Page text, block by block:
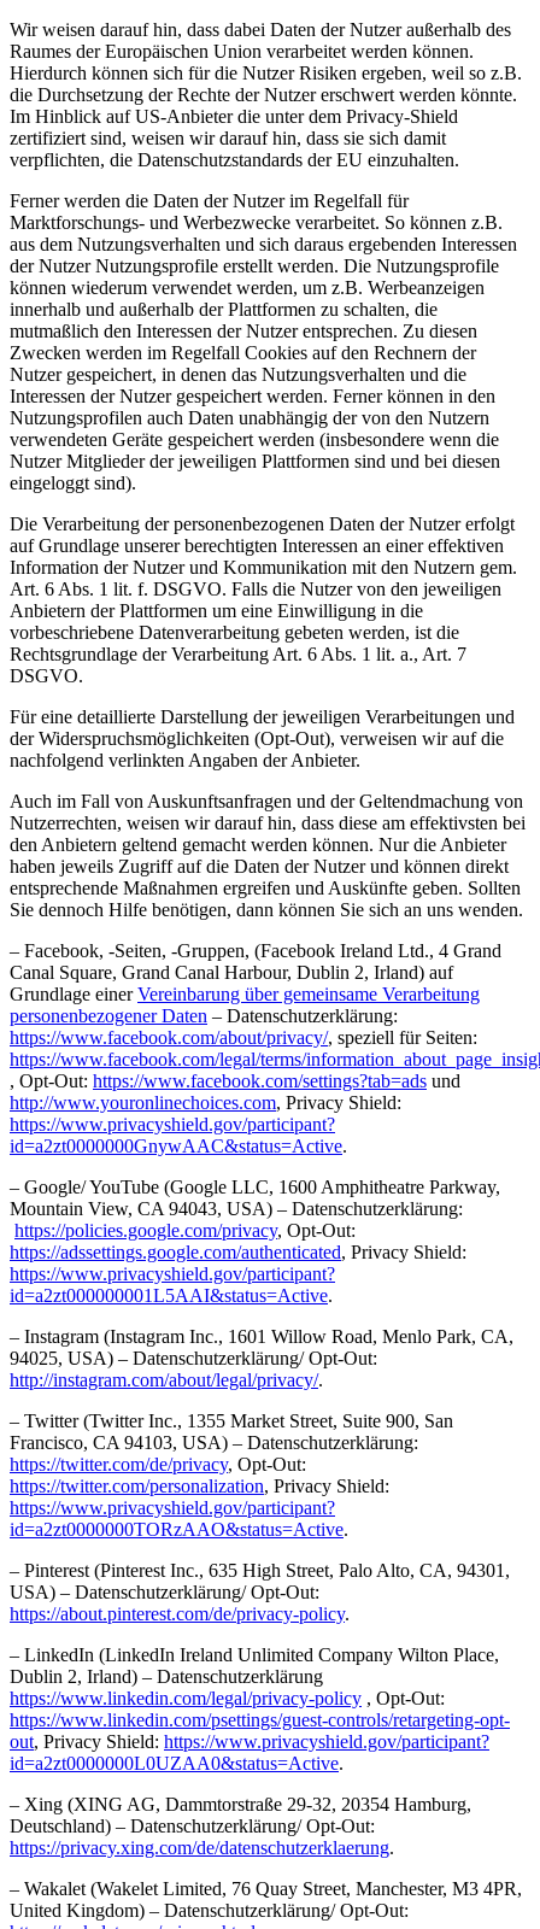
Wir weisen darauf hin, dass dabei Daten der Nutzer außerhalb des
Raumes der Europäischen Union verarbeitet werden können.
Hierdurch können sich für die Nutzer Risiken ergeben, weil so z.B.
die Durchsetzung der Rechte der Nutzer erschwert werden könnte.
Im Hinblick auf US-Anbieter die unter dem Privacy-Shield
zertifiziert sind, weisen wir darauf hin, dass sie sich damit
verpflichten, die Datenschutzstandards der EU einzuhalten.
Ferner werden die Daten der Nutzer im Regelfall für
Marktforschungs- und Werbezwecke verarbeitet. So können z.B.
aus dem Nutzungsverhalten und sich daraus ergebenden Interessen
der Nutzer Nutzungsprofile erstellt werden. Die Nutzungsprofile
können wiederum verwendet werden, um z.B. Werbeanzeigen
innerhalb und außerhalb der Plattformen zu schalten, die
mutmaßlich den Interessen der Nutzer entsprechen. Zu diesen
Zwecken werden im Regelfall Cookies auf den Rechnern der
Nutzer gespeichert, in denen das Nutzungsverhalten und die
Interessen der Nutzer gespeichert werden. Ferner können in den
Nutzungsprofilen auch Daten unabhängig der von den Nutzern
verwendeten Geräte gespeichert werden (insbesondere wenn die
Nutzer Mitglieder der jeweiligen Plattformen sind und bei diesen
eingeloggt sind).
Die Verarbeitung der personenbezogenen Daten der Nutzer erfolgt
auf Grundlage unserer berechtigten Interessen an einer effektiven
Information der Nutzer und Kommunikation mit den Nutzern gem.
Art. 6 Abs. 1 lit. f. DSGVO. Falls die Nutzer von den jeweiligen
Anbietern der Plattformen um eine Einwilligung in die
vorbeschriebene Datenverarbeitung gebeten werden, ist die
Rechtsgrundlage der Verarbeitung Art. 6 Abs. 1 lit. a., Art. 7
DSGVO.
Für eine detaillierte Darstellung der jeweiligen Verarbeitungen und
der Widerspruchsmöglichkeiten (Opt-Out), verweisen wir auf die
nachfolgend verlinkten Angaben der Anbieter.
Auch im Fall von Auskunftsanfragen und der Geltendmachung von
Nutzerrechten, weisen wir darauf hin, dass diese am effektivsten bei
den Anbietern geltend gemacht werden können. Nur die Anbieter
haben jeweils Zugriff auf die Daten der Nutzer und können direkt
entsprechende Maßnahmen ergreifen und Auskünfte geben. Sollten
Sie dennoch Hilfe benötigen, dann können Sie sich an uns wenden.
– Facebook, -Seiten, -Gruppen, (Facebook Ireland Ltd., 4 Grand
Canal Square, Grand Canal Harbour, Dublin 2, Irland) auf
Grundlage einerVereinbarung über gemeinsame Verarbeitung
personenbezogener Daten – Datenschutzerklärung:
https://www.facebook.com/about/privacy/, speziell für Seiten:
https://www.facebook.com/legal/terms/
, Opt-Out: https://www.facebook.com/settings?tab=ads und
http://www.youronlinechoices.com, Privacy Shield:
https://www.privacyshield.gov/participant?
id=a2zt0000000GnywAAC&status=Active.
– Google/ YouTube (Google LLC, 1600 Amphitheatre Parkway,
Mountain View, CA 94043, USA) – Datenschutzerklärung:
https://policies.google.com/privacy, Opt-Out:
https://adssettings.google.com/authenticated, Privacy Shield:
https://www.privacyshield.gov/participant?
id=a2zt000000001L5AAI&status=Active.
– Instagram (Instagram Inc., 1601 Willow Road, Menlo Park, CA,
94025, USA) – Datenschutzerklärung/ Opt-Out:
http://instagram.com/about/legal/privacy/.
– Twitter (Twitter Inc., 1355 Market Street, Suite 900, San
Francisco, CA 94103, USA) – Datenschutzerklärung:
https://twitter.com/de/privacy, Opt-Out:
https://twitter.com/personalization, Privacy Shield:
https://www.privacyshield.gov/participant?
id=a2zt0000000TORzAAO&status=Active.
– Pinterest (Pinterest Inc., 635 High Street, Palo Alto, CA, 94301,
USA) – Datenschutzerklärung/ Opt-Out:
https://about.pinterest.com/de/privacy-policy.
– LinkedIn (LinkedIn Ireland Unlimited Company Wilton Place,
Dublin 2, Irland) – Datenschutzerklärung
https://www.linkedin.com/legal/privacy-policy , Opt-Out:
https://www.linkedin.com/psettings/guest-controls/retargeting-opt-
out, Privacy Shield: https://www.privacyshield.gov/participant?
id=a2zt0000000L0UZAA0&status=Active.
– Xing (XING AG, Dammtorstraße 29-32, 20354 Hamburg,
Deutschland) – Datenschutzerklärung/ Opt-Out:
https://privacy.xing.com/de/datenschutzerklaerung.
– Wakalet (Wakelet Limited, 76 Quay Street, Manchester, M3 4PR,
United Kingdom) – Datenschutzerklärung/ Opt-Out: